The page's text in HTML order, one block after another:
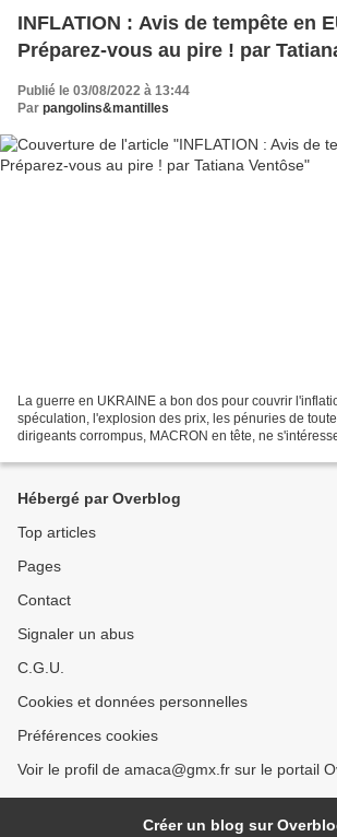
INFLATION : Avis de tempête en
Préparez-vous au pire ! par
Publié le 03/08/2022 à 13:44
Par pangolins&mantilles
La guerre en UKRAINE a bon dos pour couvrir
spéculation, l'explosion des prix, les pénuries de
dirigeants corrompus, MACRON en tête, ne
Hébergé par Overblog
Top articles
Pages
Contact
Signaler un abus
C.G.U.
Cookies et données personnelles
Préférences cookies
Voir le profil de amaca@gmx.fr sur le portail
Créer un blog sur